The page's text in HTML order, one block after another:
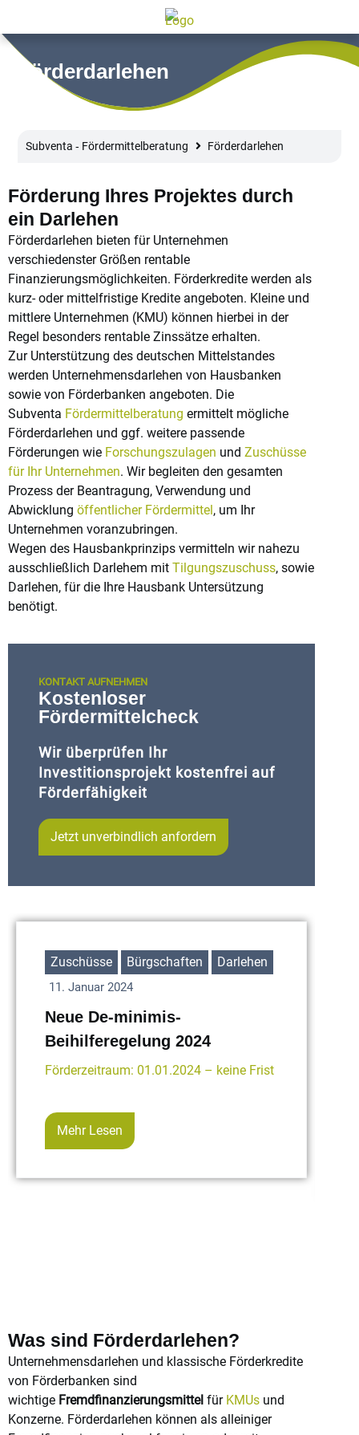
Förderdarlehen
Subventa ‐ Fördermittelberatung Förderdarlehen
Förderung Ihres Projektes durch
ein Darlehen
Förderdarlehen bieten für Unternehmen
verschiedenster Größen rentable
Finanzierungsmöglichkeiten. Förderkredite werden als
kurz- oder mittelfristige Kredite angeboten. Kleine und
mittlere Unternehmen (KMU) können hierbei in der
Regel besonders rentable Zinssätze erhalten.
Zur Unterstützung des deutschen Mittelstandes
werden Unternehmensdarlehen von Hausbanken
sowie von Förderbanken angeboten. Die
Subventa Fördermittelberatung ermittelt mögliche
Förderdarlehen und ggf. weitere passende
Förderungen wie Forschungszulagen und Zuschüsse
für Ihr Unternehmen. Wir begleiten den gesamten
Prozess der Beantragung, Verwendung und
Abwicklung öffentlicher Fördermittel , um Ihr
Unternehmen voranzubringen.
Wegen des Hausbankprinzips vermitteln wir nahezu
ausschließlich Darlehem mit Tilgungszuschuss, sowie
Darlehen, für die Ihre Hausbank Untersützung
benötigt.
KONTAKT AUFNEHMEN
Kostenloser
Fördermittel­check
Wir überprüfen Ihr
Investitionsprojekt kostenfrei auf
Förderfähigkeit
Jetzt unverbindlich anfordern
Zuschüsse Bürgschaften Darlehen
11. Januar 2024
Neue De-minimis-
Beihilferegelung 2024
Förderzeitraum: 01.01.2024 – keine Frist
Mehr Lesen
Was sind Förderdarlehen?
Unternehmensdarlehen und klassische Förderkredite
von Förderbanken sind
wichtige Fremdfinanzierungsmittel für KMUs und
Konzerne. Förderdarlehen können als alleiniger